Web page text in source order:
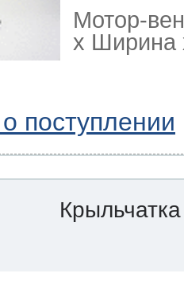
Мотор-
х Ширина
поступлении